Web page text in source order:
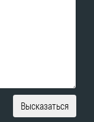
Высказаться